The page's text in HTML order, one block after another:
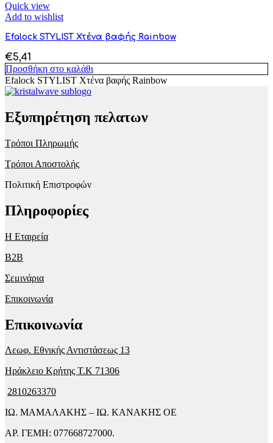
Quick view
Add to wishlist
Efalock STYLIST Χτένα βαφής Rainbow
€5,41
Προσθήκη στο καλάθι
Efalock STYLIST Χτένα βαφής Rainbow
Εξυπηρέτηση πελατων
Τρόποι Πληρωμής
Τρόποι Αποστολής
Πολιτική Επιστροφών
Πληροφορίες
Η Εταιρεία
B2B
Σεμινάρια
Επικοινωνία
Επικοινωνία
Λεωφ. Εθνικής Αντιστάσεως 13
Ηράκλειο Κρήτης T.K 71306
2810263370
ΙΩ. ΜΑΜΑΛΑΚΗΣ – ΙΩ. ΚΑΝΑΚΗΣ ΟΕ
ΑΡ. ΓΕΜΗ: 077668727000.